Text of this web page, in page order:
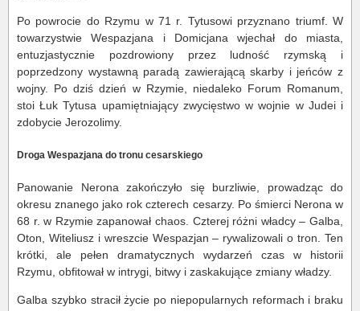
Po powrocie do Rzymu w 71 r. Tytusowi przyznano triumf. W
towarzystwie Wespazjana i Domicjana wjechał do miasta,
entuzjastycznie pozdrowiony przez ludność rzymską i
poprzedzony wystawną paradą zawierającą skarby i jeńców z
wojny. Po dziś dzień w Rzymie, niedaleko Forum Romanum,
stoi Łuk Tytusa upamiętniający zwycięstwo w wojnie w Judei i
zdobycie Jerozolimy.
Droga Wespazjana do tronu cesarskiego
Panowanie Nerona zakończyło się burzliwie, prowadząc do
okresu znanego jako rok czterech cesarzy. Po śmierci Nerona w
68 r. w Rzymie zapanował chaos. Czterej różni władcy – Galba,
Oton, Witeliusz i wreszcie Wespazjan – rywalizowali o tron. Ten
krótki, ale pełen dramatycznych wydarzeń czas w historii
Rzymu, obfitował w intrygi, bitwy i zaskakujące zmiany władzy.
Galba szybko stracił życie po niepopularnych reformach i braku